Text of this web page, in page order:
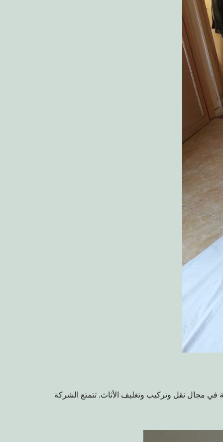
في مجال نقل وتركيب وتغليف الأثاث. تتمتع الشركة